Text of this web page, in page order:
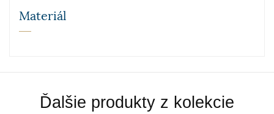
Materiál
zlato je príliš mäkké a šperky z neho zhotovené by
sa nehodili pre praktické použitie. Prímesi paládia
Ďalšie produkty z kolekcie